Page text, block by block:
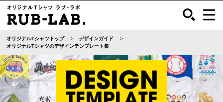
オリジナルTシャツトップ
デザインガイド
オリジナルTシャツのデザインテンプレート集